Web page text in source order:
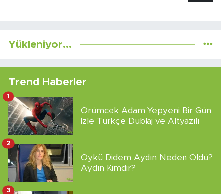
Yükleniyor...
Trend Haberler
Örümcek Adam Yepyeni Bir Gün
İzle Türkçe Dublaj ve Altyazılı
1
Öykü Didem Aydın Neden Öldü?
Aydın Kimdir?
2
3